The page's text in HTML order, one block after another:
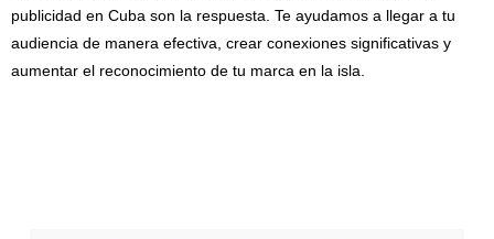
publicidad en Cuba son la respuesta. Te ayudamos a llegar a tu
audiencia de manera efectiva, crear conexiones significativas y
aumentar el reconocimiento de tu marca en la isla.